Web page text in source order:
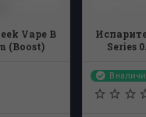
Vape B
(Boost)
Series
В